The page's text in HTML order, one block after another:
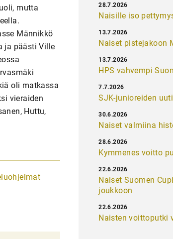
mutta
Männikkö
ja päästi Ville
oli matkassa
vieraiden
Huttu,
Naisille iso
28.7.2026
Naiset pistejakoon
13.7.2026
HPS vahvempi
13.7.2026
SJK-junioreiden
7.7.2026
Naiset valmiina
30.6.2026
Kymmenes voitto
28.6.2026
Naiset Suomen
joukkoon
22.6.2026
Naisten voittoputki
22.6.2026